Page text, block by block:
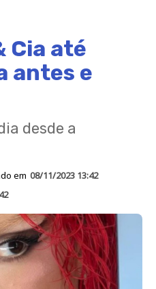
Cia até
antes e
desde a
em 08/11/2023 13:42